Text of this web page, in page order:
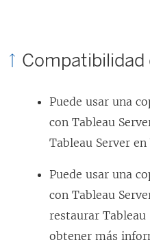
Puede usar una
con Tableau
Tableau Server
Puede usar una
con Tableau
restaurar Tableau
obtener más